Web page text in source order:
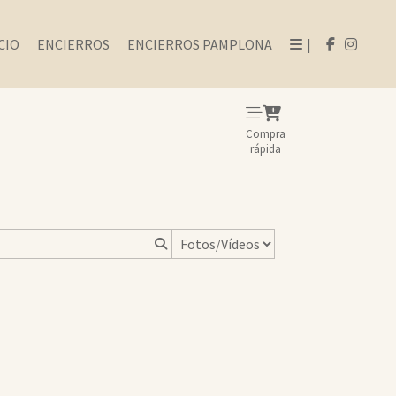
ENCIERROS ENCIERROS PAMPLONA |
Compra
rápida